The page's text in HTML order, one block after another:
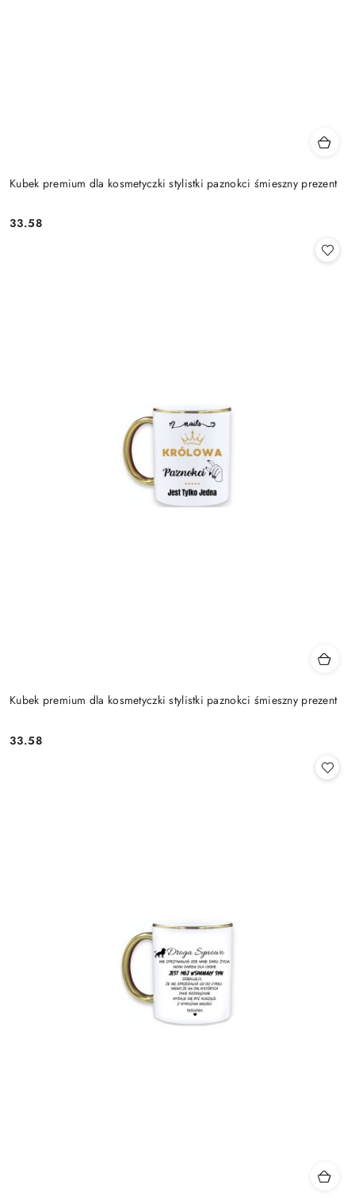
Kubek premium dla kosmetyczki stylistki paznokci śmieszny prezent
Cena:
33.58
Kubek premium dla kosmetyczki stylistki paznokci śmieszny prezent
Cena:
33.58